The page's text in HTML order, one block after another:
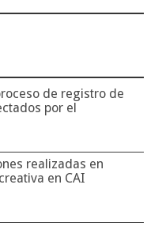
de registro de
por el
realizadas en
en CAI